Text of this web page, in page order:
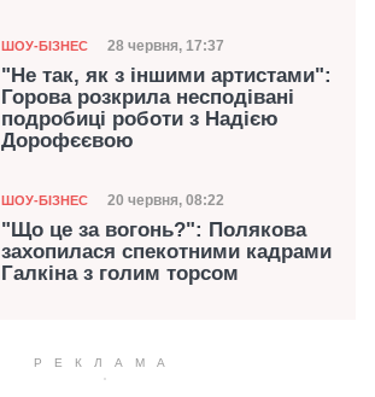
Категорія
ШОУ-БІЗНЕС Дата публікації
28 червня, 17:37
"Не так, як з іншими артистами":
Горова розкрила несподівані
подробиці роботи з Надією
Дорофєєвою
Категорія
ШОУ-БІЗНЕС Дата публікації
20 червня, 08:22
"Що це за вогонь?": Полякова
захопилася спекотними кадрами
Галкіна з голим торсом